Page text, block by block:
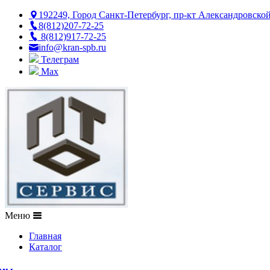
192249, Город Санкт-Петербург, пр-кт
8(812)207-72-25
8(812)917-72-25
info@kran-spb.ru
Телеграм
Max
Меню
Главная
Каталог